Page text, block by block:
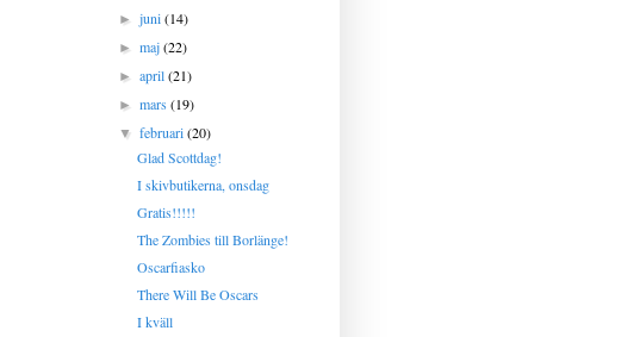
►juni(14)
►maj(22)
►april(21)
►mars(19)
▼februari(20)
Glad Scottdag!
I skivbutikerna, onsdag
Gratis!!!!!
The Zombies till Borlänge!
Oscarfiasko
There Will Be Oscars
I kväll